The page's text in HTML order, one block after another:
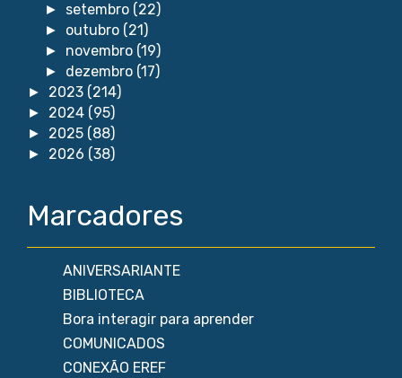
► setembro (22)
► outubro (21)
► novembro (19)
► dezembro (17)
► 2023 (214)
► 2024 (95)
► 2025 (88)
► 2026 (38)
Marcadores
ANIVERSARIANTE
BIBLIOTECA
Bora interagir para aprender
COMUNICADOS
CONEXÃO EREF